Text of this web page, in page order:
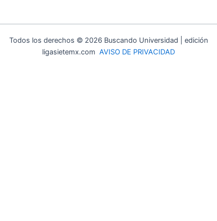
Todos los derechos © 2026 Buscando Universidad | edición
ligasietemx.com AVISO DE PRIVACIDAD